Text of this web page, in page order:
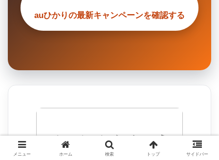
auひかりの最新キャンペーンを確認する
メニュー ホーム 検索 トップ サイドバー